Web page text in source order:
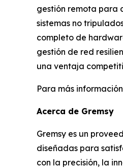
gestión remota para
sistemas no
completo de
gestión de red
una ventaja
Para más
Acerca de Gremsy
Gremsy es un
diseñadas para
con la precisión, la